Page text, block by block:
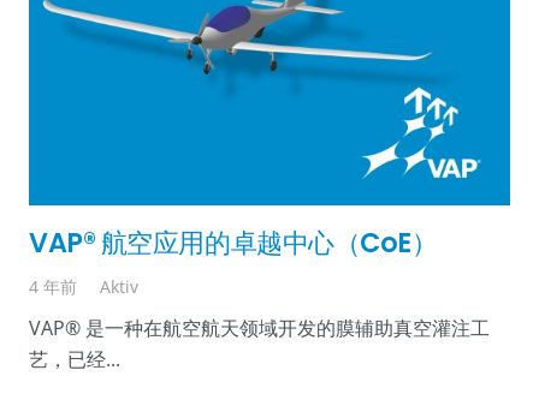
VAP® 航空应用的卓越中心（CoE）
4 年前 Aktiv
VAP® 是一种在航空航天领域开发的膜辅助真空灌注工
艺，已经...